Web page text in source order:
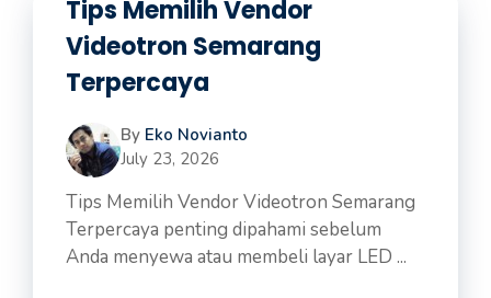
Tips Memilih Vendor
Videotron Semarang
Terpercaya
By Eko Novianto
July 23, 2026
Tips Memilih Vendor Videotron Semarang
Terpercaya penting dipahami sebelum
Anda menyewa atau membeli layar LED ...